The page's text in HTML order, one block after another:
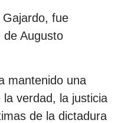
Gajardo, fue
de Augusto
mantenido una
verdad, la justicia
de la dictadura